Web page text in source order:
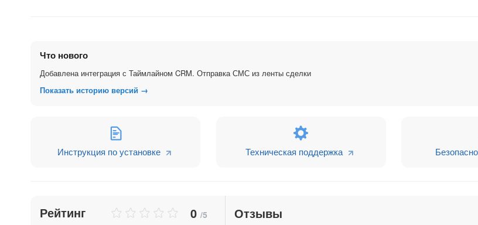
Что нового
Добавлена интеграция с Таймлайном CRM. Отправка СМС из ленты сделки
Показать историю версий →
Инструкция по установке Техническая поддержка
Рейтинг 0 /5 Отзывы